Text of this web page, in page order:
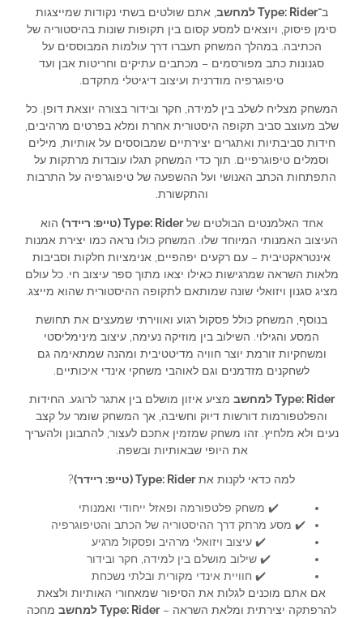
ב־Type: Rider למחשב
, אתם שולטים בשתי נקודות שמייצגות
סימן פיסוק, ויוצאים למסע קסום בין תקופות שונות בהיסטוריה של
הכתיבה. במהלך המשחק תעברו דרך עולמות המבוססים על
סגנונות כתב מפורסמים – מכתבים עתיקים וחריטות אבן ועד
טיפוגרפיה מודרנית ועיצוב דיגיטלי מתקדם.
המשחק מצליח לשלב בין למידה, חקר ובידור בצורה יוצאת דופן. כל
שלב מעוצב סביב תקופה היסטורית אחרת ומלא בפרטים מרהיבים,
חידות סביבתיות ואתגרים יצירתיים שמבוססים על אותיות, מילים
וסמלים טיפוגרפיים. תוך כדי המשחק תגלו עובדות מרתקות על
התפתחות הכתב האנושי ועל ההשפעה של טיפוגרפיה על התרבות
והתקשורת.
אחד האלמנטים הבולטים שלType: Rider (טייפ: ריידר)
הוא
העיצוב האמנותי המיוחד שלו. המשחק כולו נראה כמו יצירת אמנות
אינטראקטיבית – עם רקעים יפהפיים, אנימציות חלקות וסביבות
מלאות השראה שמרגישות כאילו יצאו מתוך ספר עיצוב חי. כל עולם
מציג סגנון ויזואלי שונה שמותאם לתקופה ההיסטורית שהוא מייצג.
בנוסף, המשחק כולל פסקול רגוע ואווירתי שמעצים את תחושת
המסע והגילוי. השילוב בין מוזיקה נעימה, עיצוב מינימליסטי
ומשחקיות זורמת יוצר חוויה מדיטטיבית ומהנה שמתאימה גם
לשחקנים מזדמנים וגם לאוהבי משחקי אינדי איכותיים.
Type: Rider למחשב
מציע איזון מושלם בין אתגר לרוגע. החידות
והפלטפורמות דורשות דיוק וחשיבה, אך המשחק שומר על קצב
נעים ולא מלחיץ. זהו משחק שמזמין אתכם לעצור, להתבונן ולהעריך
את היופי שבאותיות ובשפה.
למה כדאי לקנות אתType: Rider (טייפ: ריידר) ?
✔️ משחק פלטפורמה ופאזל ייחודי ואמנותי
✔️ מסע מרתק דרך ההיסטוריה של הכתב והטיפוגרפיה
✔️ עיצוב ויזואלי מרהיב ופסקול מרגיע
✔️ שילוב מושלם בין למידה, חקר ובידור
✔️ חוויית אינדי מקורית ובלתי נשכחת
אם אתם מוכנים לגלות את הסיפור שמאחורי האותיות ולצאת
להרפתקה יצירתית ומלאת השראה –Type: Rider למחשב
מחכה